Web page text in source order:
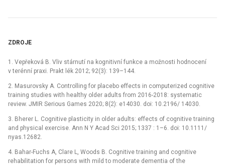
ZDROJE
1. Vepřeková B. Vliv stárnutí na kognitivní funkce a možnosti hodnocení
v terénní praxi. Prakt lék 2012; 92(3): 139–144.
2. Masurovsky A. Controlling for placebo effects in computerized cognitive
training studies with healthy older adults from 2016-2018: systematic
review. JMIR Serious Games 2020; 8(2): e14030. doi: 10.2196/ 14030.
3. Bherer L. Cognitive plasticity in older adults: effects of cognitive training
and physical exercise. Ann N Y Acad Sci 2015; 1337 : 1–6. doi: 10.1111/
nyas.12682.
4. Bahar-Fuchs A, Clare L, Woods B. Cognitive training and cognitive
rehabilitation for persons with mild to moderate dementia of the